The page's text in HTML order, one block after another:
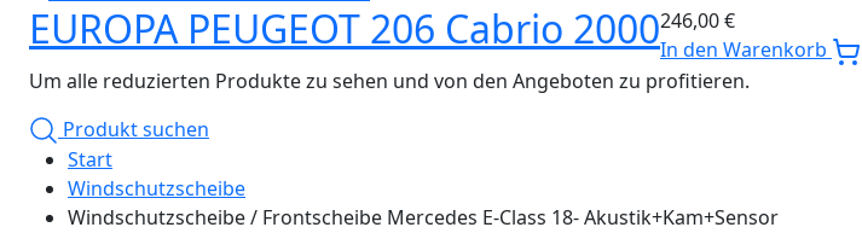
EUROPA PEUGEOT 206 Cabrio 2000246,00€
In den Warenkorb
Um alle reduzierten Produkte zu sehen und von den Angeboten zu profitieren.
Produkt suchen
Start
Windschutzscheibe
Windschutzscheibe / Frontscheibe Mercedes E-Class 18- Akustik+Kam+Sensor